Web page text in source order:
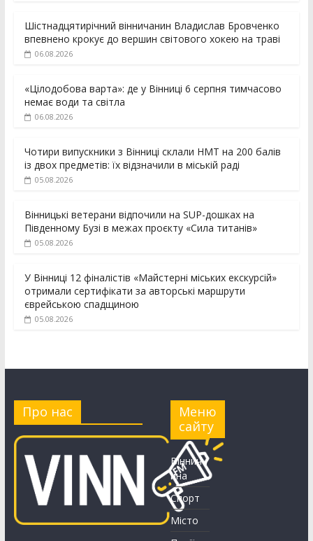
Шістнадцятирічний вінничанин Владислав Бровченко
впевнено крокує до вершин світового хокею на траві
06.08.2026
«Цілодобова варта»: де у Вінниці 6 серпня тимчасово
немає води та світла
06.08.2026
Чотири випускники з Вінниці склали НМТ на 200 балів
із двох предметів: їх відзначили в міській раді
05.08.2026
Вінницькі ветерани відпочили на SUP-дошках на
Південному Бузі в межах проєкту «Сила титанів»
05.08.2026
У Вінниці 12 фіналістів «Майстерні міських екскурсій»
отримали сертифікати за авторські маршрути
єврейською спадщиною
05.08.2026
Про нас
Меню
сайту
Вінничч
ина
Спорт
Місто